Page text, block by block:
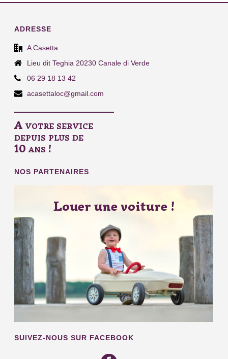
ADRESSE
A Casetta
Lieu dit Teghia 20230 Canale di Verde
06 29 18 13 42
acasettaloc@gmail.com
A votre service
depuis plus de
10 ans !
NOS PARTENAIRES
Louer une voiture !
SUIVEZ-NOUS SUR FACEBOOK